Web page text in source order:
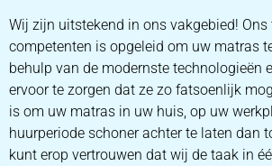
Wij zijn uitstekend in ons vakgebied! Ons
competenten is opgeleid om uw matras
behulp van de modernste technologieën
ervoor te zorgen dat ze zo fatsoenlijk
is om uw matras in uw huis, op uw
huurperiode schoner achter te laten dan
kunt erop vertrouwen dat wij de taak in